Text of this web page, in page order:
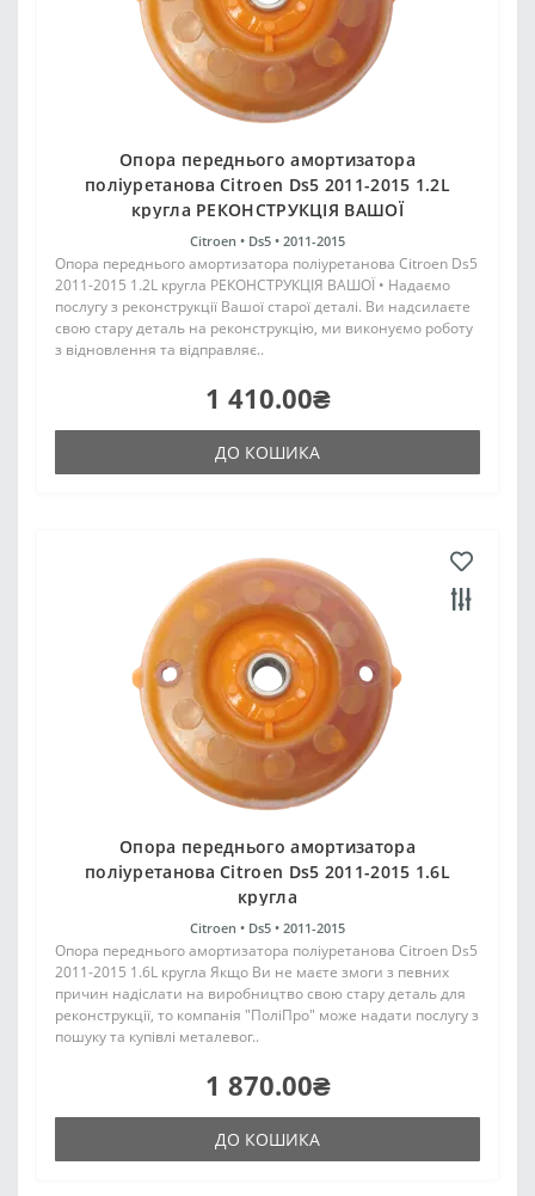
Опора переднього амортизатора
поліуретанова Citroen Ds5 2011-2015 1.2L
кругла РЕКОНСТРУКЦІЯ ВАШОЇ
Citroen • Ds5 • 2011-2015
Опора переднього амортизатора поліуретанова Citroen Ds5
2011-2015 1.2L кругла РЕКОНСТРУКЦІЯ ВАШОЇ • Надаємо
послугу з реконструкції Вашої старої деталі. Ви надсилаєте
свою стару деталь на реконструкцію, ми виконуємо роботу
з відновлення та відправляє..
1 410.00₴
ДО КОШИКА
Опора переднього амортизатора
поліуретанова Citroen Ds5 2011-2015 1.6L
кругла
Citroen • Ds5 • 2011-2015
Опора переднього амортизатора поліуретанова Citroen Ds5
2011-2015 1.6L кругла Якщо Ви не маєте змоги з певних
причин надіслати на виробництво свою стару деталь для
реконструкції, то компанія "ПоліПро" може надати послугу з
пошуку та купівлі металевог..
1 870.00₴
ДО КОШИКА